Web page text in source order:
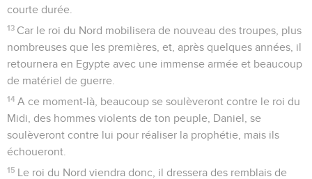
courte durée.
13 Car le roi du Nord mobilisera de nouveau des troupes, plus
nombreuses que les premières, et, après quelques années, il
retournera en Egypte avec une immense armée et beaucoup
de matériel de guerre.
14 A ce moment-là, beaucoup se soulèveront contre le roi du
Midi, des hommes violents de ton peuple, Daniel, se
soulèveront contre lui pour réaliser la prophétie, mais ils
échoueront.
15 Le roi du Nord viendra donc, il dressera des remblais de